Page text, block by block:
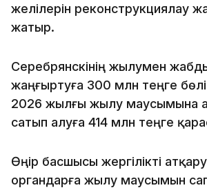
желілерін реконструкциялау
жатыр.
Серебрянскінің жылумен
жаңғыртуға 300 млн теңге
2026 жылғы жылу маусымына
сатып алуға 414 млн теңге
Өңір басшысы жергілікті
органдарға жылу маусымын